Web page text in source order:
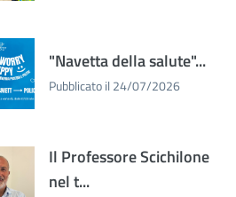
"Navetta della salute"...
Pubblicato il 24/07/2026
Il Professore Scichilone
nel t...